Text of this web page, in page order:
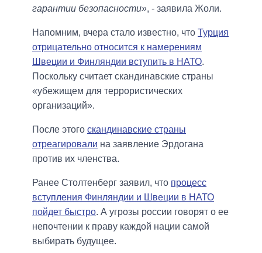
гарантии безопасности», - заявила Жоли.
Напомним, вчера стало известно, что Турция
отрицательно относится к намерениям
Швеции и Финляндии вступить в НАТО.
Поскольку считает скандинавские страны
«убежищем для террористических
организаций».
После этого скандинавские страны
отреагировали на заявление Эрдогана
против их членства.
Ранее Столтенберг заявил, что процесс
вступления Финляндии и Швеции в НАТО
пойдет быстро. А угрозы россии говорят о ее
непочтении к праву каждой нации самой
выбирать будущее.